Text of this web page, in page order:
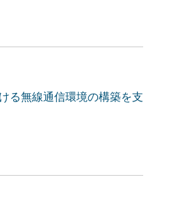
る無線通信環境の構築を⽀